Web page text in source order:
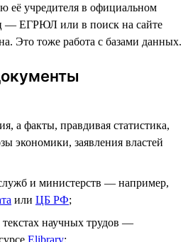
её учредителя в официальном
— ЕГРЮЛ или в поиск на сайте
Это тоже работа с базами данных.
а факты, правдивая статистика,
экономики, заявления властей
и министерств — например,
или ЦБ РФ;
научных трудов —
Elibrary;